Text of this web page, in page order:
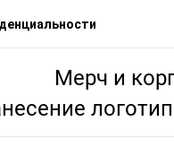
Мерч и